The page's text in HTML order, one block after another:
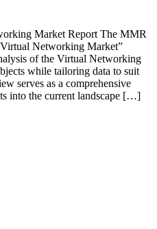
Market Report The MMR
Networking Market”
of the Virtual Networking
while tailoring data to suit
serves as a comprehensive
into the current landscape […]